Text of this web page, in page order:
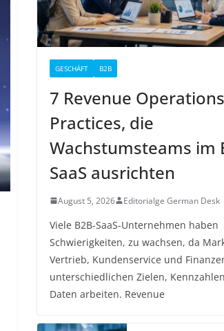
GESCHÄFT B2B
7 Revenue Operations
Practices, die
Wachstumsteams im
SaaS ausrichten
August 5, 2026 Editorialge German Desk
Viele B2B-SaaS-Unternehmen haben
Schwierigkeiten, zu wachsen, da
Vertrieb, Kundenservice und
unterschiedlichen Zielen,
Daten arbeiten. Revenue